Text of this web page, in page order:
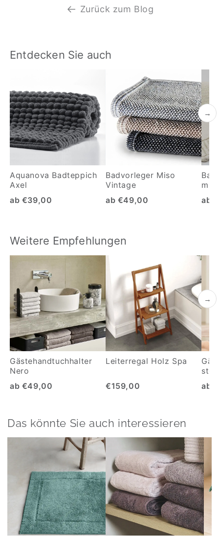
Zurück zum Blog
Entdecken Sie auch
Aquanova Badteppich
Axel
ab €39,00
Badvorleger Miso
Vintage
ab €49,00
mit
ab
→
Weitere Empfehlungen
Gästehandtuchhalter
Nero
ab €49,00
Leiterregal Holz Spa
€159,00
ab
→
Das könnte Sie auch interessieren